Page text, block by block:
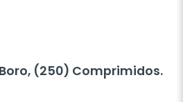
(250) Comprimidos.